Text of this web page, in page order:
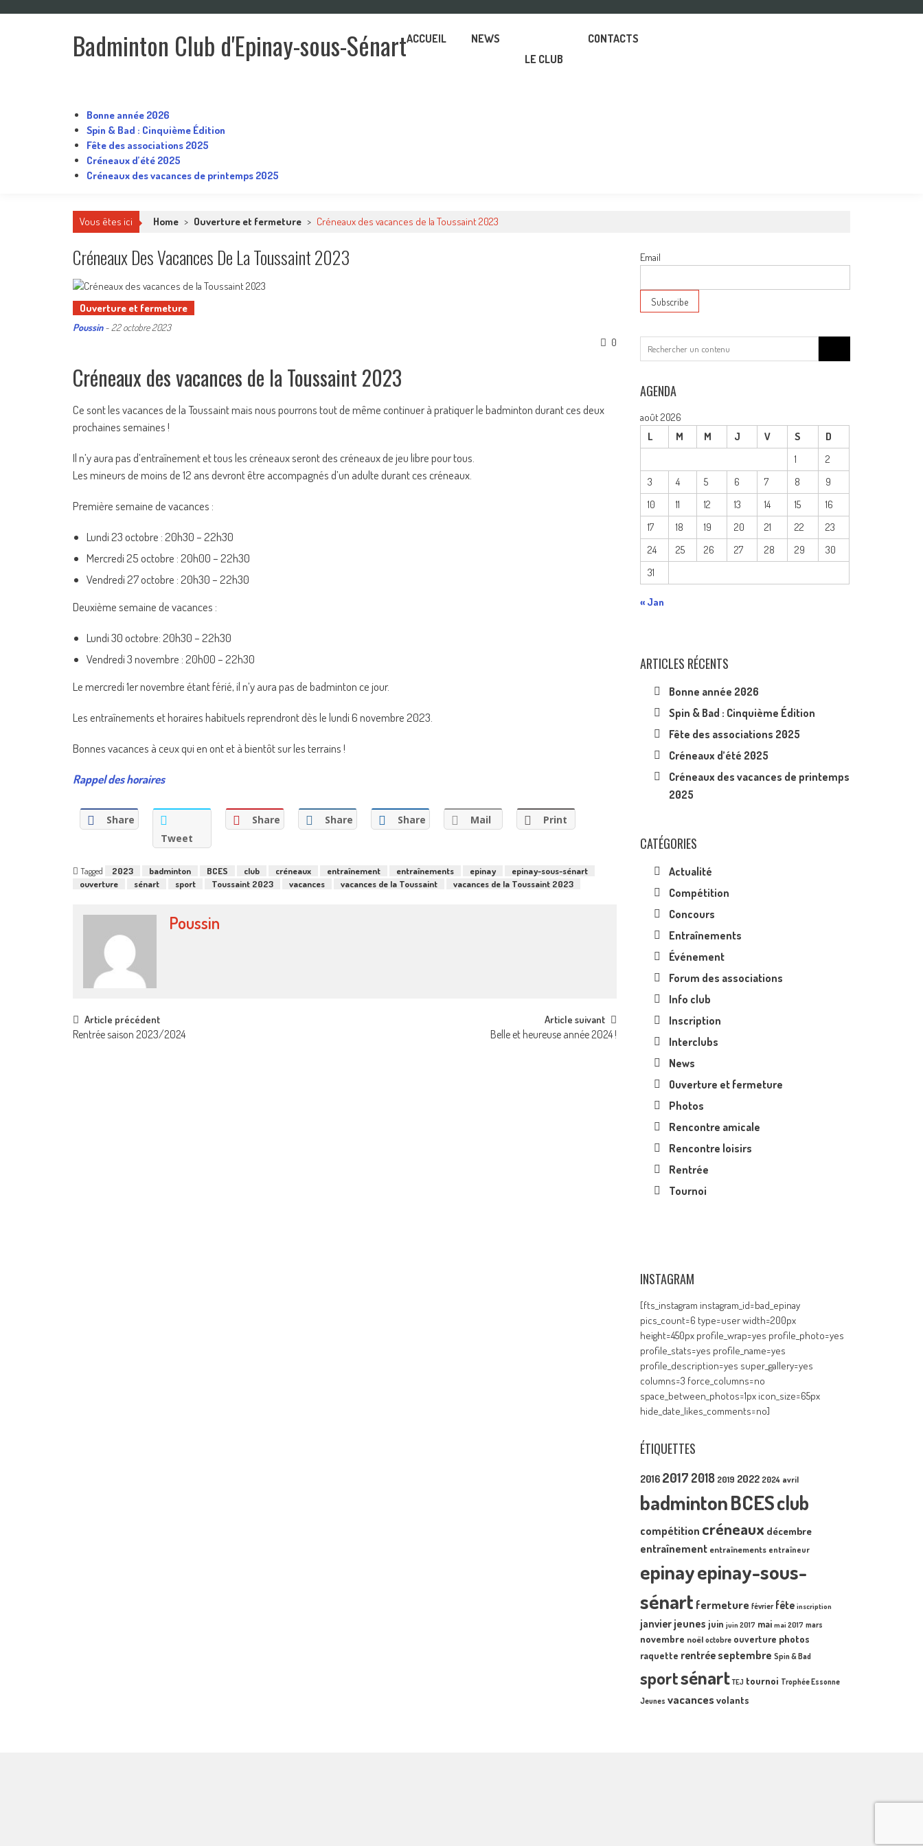
Badminton Club d'Epinay-sous-SénartACCUEIL
NEWS
LE CLUB
CONTACTS
Bonne année 2026
Spin & Bad : Cinquième Édition
Fête des associations 2025
Créneaux d’été 2025
Créneaux des vacances de printemps 2025
Vous êtes ici Home > Ouverture et fermeture > Créneaux des vacances de la Toussaint 2023
Créneaux Des Vacances De La Toussaint 2023
Ouverture et fermeture
Poussin -22 octobre 2023
0
Créneaux des vacances de la Toussaint 2023
Ce sont les vacances de la Toussaint mais nous pourrons tout de même continuer à pratiquer le badminton durant ces deux
prochaines semaines !
Il n’y aura pas d’entraînement et tous les créneaux seront des créneaux de jeu libre pour tous.
Les mineurs de moins de 12 ans devront être accompagnés d’un adulte durant ces créneaux.
Première semaine de vacances :
Lundi 23 octobre : 20h30 – 22h30
Mercredi 25 octobre : 20h00 – 22h30
Vendredi 27 octobre : 20h30 – 22h30
Deuxième semaine de vacances :
Lundi 30 octobre: 20h30 – 22h30
Vendredi 3 novembre : 20h00 – 22h30
Le mercredi 1er novembre étant férié, il n’y aura pas de badminton ce jour.
Les entraînements et horaires habituels reprendront dès le lundi 6 novembre 2023.
Bonnes vacances à ceux qui en ont et à bientôt sur les terrains !
Rappel des horaires
Share
Tweet
Share Share Share Mail Print
Tagged 2023 badminton BCES club créneaux entraînement entraînements epinay
epinay-sous-sénart
ouverture
sénart sport Toussaint 2023 vacances vacances de la Toussaint vacances de la Toussaint 2023
Poussin
Post
Article précédent
Rentrée saison 2023/2024
Article suivant
Belle et heureuse année 2024 !
Email
for:
AGENDA
août 2026
L
M M J V S
D
1
2
3
4 5 6 7 8
9
10
11 12 13 14 15
16
17
18 19 20 21 22
23
24
25 26 27 28 29
30
31
« Jan
ARTICLES RÉCENTS
Bonne année 2026
Spin & Bad : Cinquième Édition
Fête des associations 2025
Créneaux d’été 2025
Créneaux des vacances de printemps
2025
CATÉGORIES
Actualité
Compétition
Concours
Entraînements
Événement
Forum des associations
Info club
Inscription
Interclubs
News
Ouverture et fermeture
Photos
Rencontre amicale
Rencontre loisirs
Rentrée
Tournoi
INSTAGRAM
[fts_instagram instagram_id=bad_epinay
pics_count=6 type=user width=200px
height=450px profile_wrap=yes profile_photo=yes
profile_stats=yes profile_name=yes
profile_description=yes super_gallery=yes
columns=3 force_columns=no
space_between_photos=1px icon_size=65px
hide_date_likes_comments=no]
ÉTIQUETTES
2016 2017 2018 2019 2022 2024 avril
badmintonBCESclub
compétition créneaux décembre
entraînement entraînements entraîneur
epinayepinay-sous-
sénart fermeture février fête inscription
janvier jeunes juin juin 2017 mai mai 2017 mars
novembre noël octobre ouverture photos
raquette rentrée septembre Spin & Bad
sportsénart TEJ tournoi Trophée Essonne
Jeunes vacancesvolants